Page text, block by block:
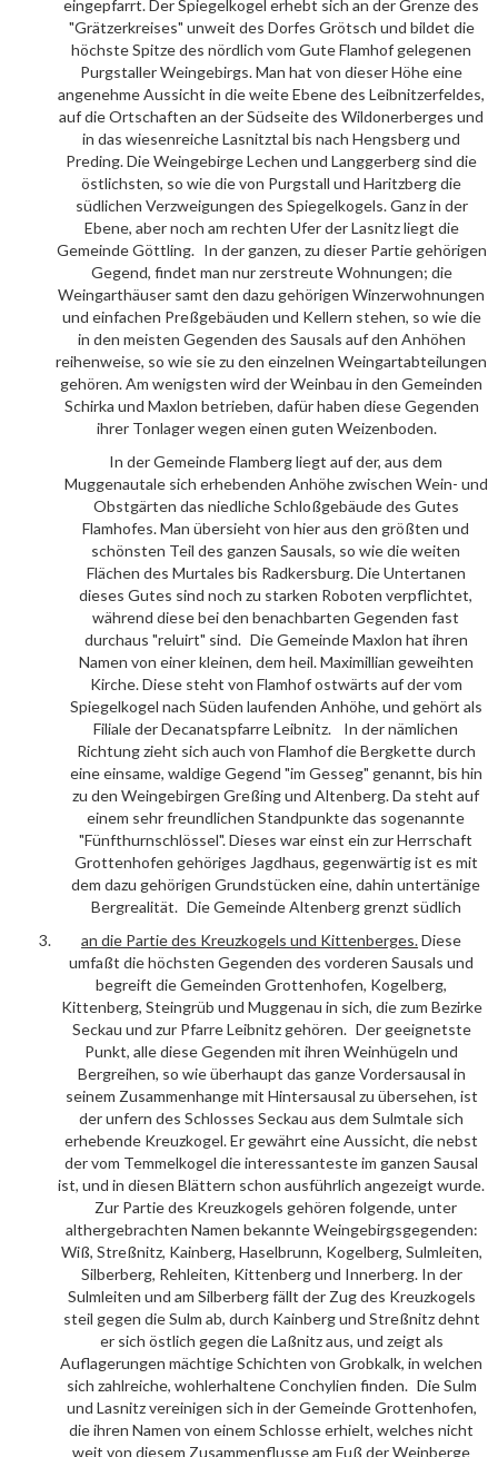
eingepfarrt. Der Spiegelkogel erhebt sich an der Grenze des
"Grätzerkreises" unweit des Dorfes Grötsch und bildet die
höchste Spitze des nördlich vom Gute Flamhof gelegenen
Purgstaller Weingebirgs. Man hat von dieser Höhe eine
angenehme Aussicht in die weite Ebene des Leibnitzerfeldes,
auf die Ortschaften an der Südseite des Wildonerberges und
in das wiesenreiche Lasnitztal bis nach Hengsberg und
Preding. Die Weingebirge Lechen und Langgerberg sind die
östlichsten, so wie die von Purgstall und Haritzberg die
südlichen Verzweigungen des Spiegelkogels. Ganz in der
Ebene, aber noch am rechten Ufer der Lasnitz liegt die
Gemeinde Göttling. In der ganzen, zu dieser Partie gehörigen
Gegend, findet man nur zerstreute Wohnungen; die
Weingarthäuser samt den dazu gehörigen Winzerwohnungen
und einfachen Preßgebäuden und Kellern stehen, so wie die
in den meisten Gegenden des Sausals auf den Anhöhen
reihenweise, so wie sie zu den einzelnen Weingartabteilungen
gehören. Am wenigsten wird der Weinbau in den Gemeinden
Schirka und Maxlon betrieben, dafür haben diese Gegenden
ihrer Tonlager wegen einen guten Weizenboden.
In der Gemeinde Flamberg liegt auf der, aus dem
Muggenautale sich erhebenden Anhöhe zwischen Wein- und
Obstgärten das niedliche Schloßgebäude des Gutes
Flamhofes. Man übersieht von hier aus den größten und
schönsten Teil des ganzen Sausals, so wie die weiten
Flächen des Murtales bis Radkersburg. Die Untertanen
dieses Gutes sind noch zu starken Roboten verpflichtet,
während diese bei den benachbarten Gegenden fast
durchaus "reluirt" sind. Die Gemeinde Maxlon hat ihren
Namen von einer kleinen, dem heil. Maximillian geweihten
Kirche. Diese steht von Flamhof ostwärts auf der vom
Spiegelkogel nach Süden laufenden Anhöhe, und gehört als
Filiale der Decanatspfarre Leibnitz. In der nämlichen
Richtung zieht sich auch von Flamhof die Bergkette durch
eine einsame, waldige Gegend "im Gesseg" genannt, bis hin
zu den Weingebirgen Greßing und Altenberg. Da steht auf
einem sehr freundlichen Standpunkte das sogenannte
"Fünfthurnschlössel". Dieses war einst ein zur Herrschaft
Grottenhofen gehöriges Jagdhaus, gegenwärtig ist es mit
dem dazu gehörigen Grundstücken eine, dahin untertänige
Bergrealität. Die Gemeinde Altenberg grenzt südlich
an die Partie des Kreuzkogels und Kittenberges.Diese
umfaßt die höchsten Gegenden des vorderen Sausals und
begreift die Gemeinden Grottenhofen, Kogelberg,
Kittenberg, Steingrüb und Muggenau in sich, die zum Bezirke
Seckau und zur Pfarre Leibnitz gehören. Der geeignetste
Punkt, alle diese Gegenden mit ihren Weinhügeln und
Bergreihen, so wie überhaupt das ganze Vordersausal in
seinem Zusammenhange mit Hintersausal zu übersehen, ist
der unfern des Schlosses Seckau aus dem Sulmtale sich
erhebende Kreuzkogel. Er gewährt eine Aussicht, die nebst
der vom Temmelkogel die interessanteste im ganzen Sausal
ist, und in diesen Blättern schon ausführlich angezeigt wurde.
Zur Partie des Kreuzkogels gehören folgende, unter
althergebrachten Namen bekannte Weingebirgsgegenden:
Wiß, Streßnitz, Kainberg, Haselbrunn, Kogelberg, Sulmleiten,
Silberberg, Rehleiten, Kittenberg und Innerberg. In der
Sulmleiten und am Silberberg fällt der Zug des Kreuzkogels
steil gegen die Sulm ab, durch Kainberg und Streßnitz dehnt
er sich östlich gegen die Laßnitz aus, und zeigt als
Auflagerungen mächtige Schichten von Grobkalk, in welchen
sich zahlreiche, wohlerhaltene Conchylien finden. Die Sulm
und Lasnitz vereinigen sich in der Gemeinde Grottenhofen,
die ihren Namen von einem Schlosse erhielt, welches nicht
weit von diesem Zusammenflusse am Fuß der Weinberge